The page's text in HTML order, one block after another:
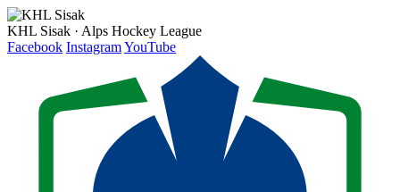
KHL Sisak · Alps Hockey League
Facebook InstagramYouTube